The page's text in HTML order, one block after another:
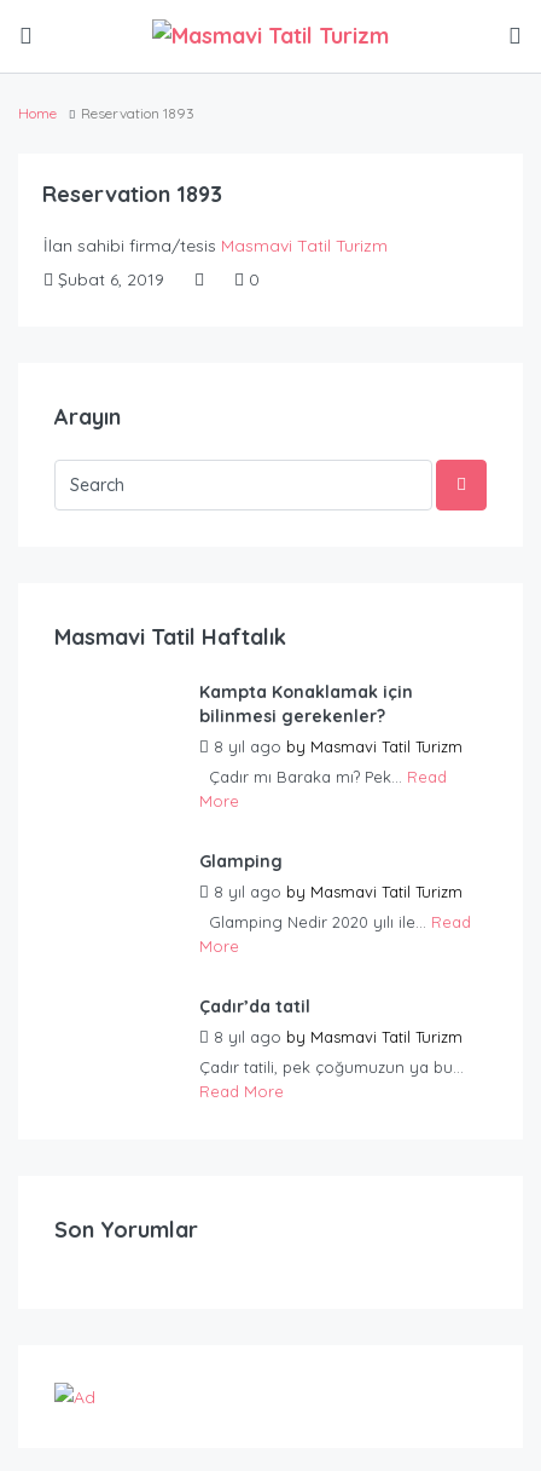
Home Reservation 1893
Reservation 1893
İlan sahibi firma/tesis Masmavi Tatil Turizm
Şubat 6, 2019
0
Arayın
Masmavi Tatil Haftalık
Kampta Konaklamak için
bilinmesi gerekenler?
8 yıl ago by Masmavi Tatil Turizm
Çadır mı Baraka mı? Pek... Read
More
Glamping
8 yıl ago by Masmavi Tatil Turizm
Glamping Nedir 2020 yılı ile... Read
More
Çadır’da tatil
8 yıl ago by Masmavi Tatil Turizm
Çadır tatili, pek çoğumuzun ya bu...
Read More
Son Yorumlar